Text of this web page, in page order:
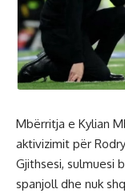
Mbërritja e Kylian
aktivizimit për
Gjithsesi, sulmuesi
spanjoll dhe nuk